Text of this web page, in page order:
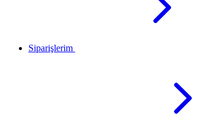
Siparişlerim